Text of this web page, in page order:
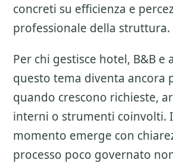
concreti su efficienza e
professionale della struttura.
Per chi gestisce hotel, B&B e
questo tema diventa ancora
quando crescono richieste,
interni o strumenti coinvolti.
momento emerge con
processo poco governato